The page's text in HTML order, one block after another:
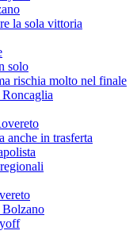
la sola vittoria
solo
rischia molto nel finale
anche in trasferta
Bolzano